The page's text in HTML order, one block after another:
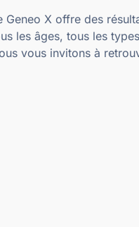
Geneo X offre des
les âges, tous les
vous invitons à